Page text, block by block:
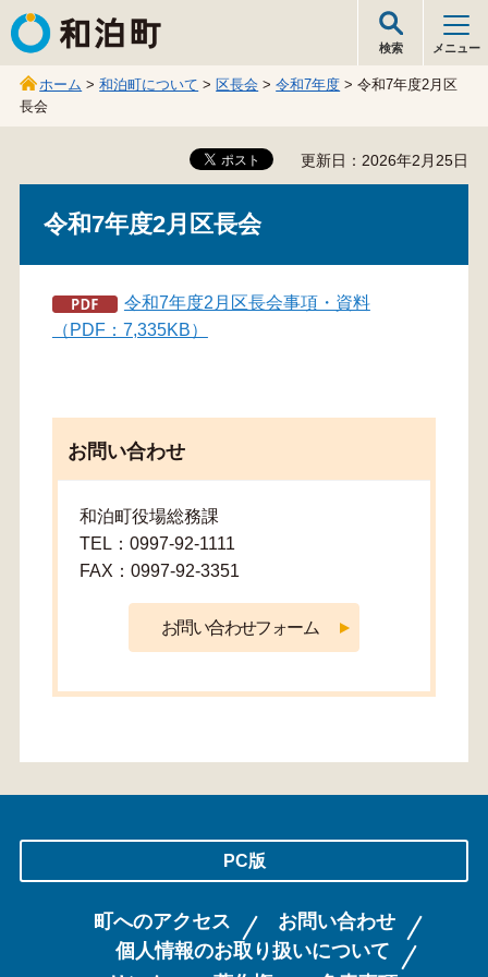
和泊町
検索 メニュー
ホーム >和泊町について > 区長会 >令和7年度 > 令和7年度2月区
長会
更新日：2026年2月25日
令和7年度2月区長会
令和7年度2月区長会事項・資料
（PDF：7,335KB）
お問い合わせ
和泊町役場総務課
TEL：0997-92-1111
FAX：0997-92-3351
PC版
町へのアクセス
お問い合わせ
個人情報のお取り扱いについて